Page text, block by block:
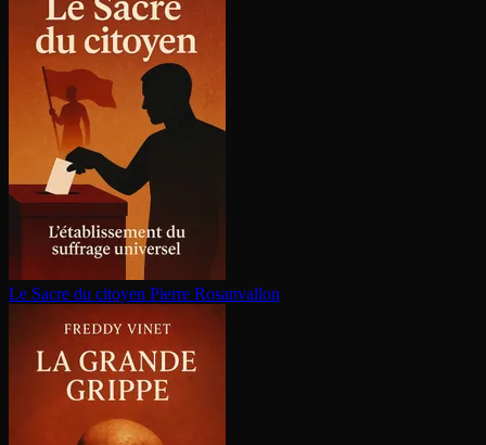
Le Sacre du citoyen Pierre Rosanvallon